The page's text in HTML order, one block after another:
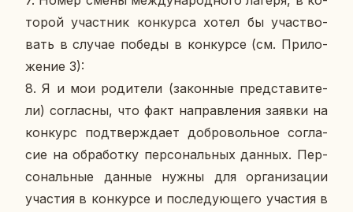
то­рой участ­ник кон­кур­са хотел бы участ­во­
вать в случае победы в кон­кур­се (см. При­ло­
же­ние 3):
8. Я и мои ро­ди­те­ли (за­кон­ные пред­ста­ви­те­
ли) со­глас­ны, что факт на­прав­ле­ния заявки на
кон­курс под­твер­жда­ет доб­ро­воль­ное со­гла­
сие на об­ра­бот­ку пер­со­наль­ных данных. Пер­
со­наль­ные данные нужны для ор­га­ни­за­ции
уча­стия в кон­кур­се и по­сле­ду­ю­ще­го уча­стия в